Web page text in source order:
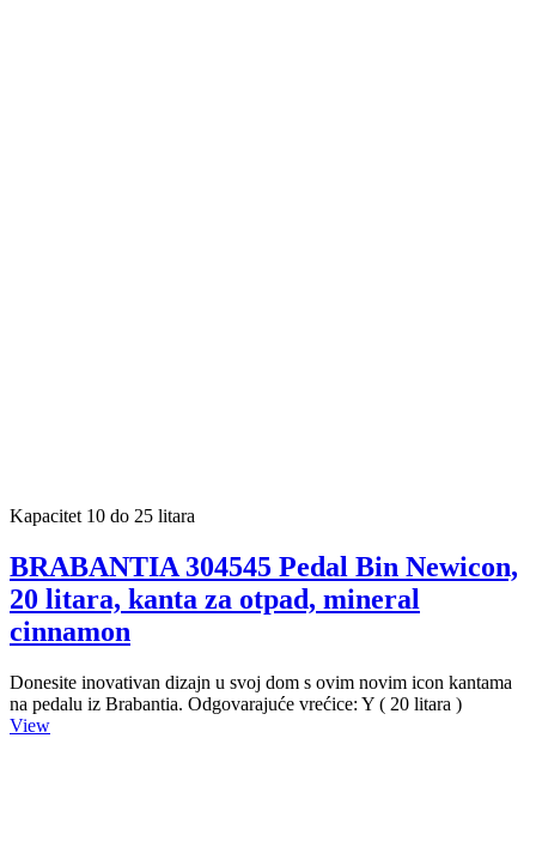
Kapacitet 10 do 25 litara
BRABANTIA 304545 Pedal Bin Newicon,
20 litara, kanta za otpad, mineral
cinnamon
Donesite inovativan dizajn u svoj dom s ovim novim icon kantama
na pedalu iz Brabantia. Odgovarajuće vrećice: Y ( 20 litara )
View